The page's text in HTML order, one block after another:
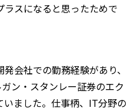
スになると思ったためで
会社での勤務経験があり、
ン・スタンレー証券のエク
ました。仕事柄、IT分野の